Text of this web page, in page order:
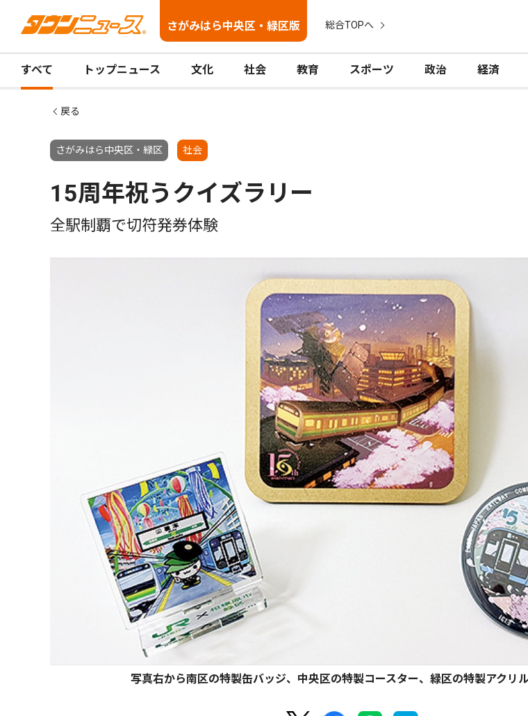
さがみはら中央区・緑区版 総合TOPへ
すべて トップニュース 文化 社会 教育 スポーツ 政治 経済
戻る
さがみはら中央区・緑区 社会
15周年祝うクイズラリー
全駅制覇で切符発券体験
写真右から南区の特製缶バッジ、中央区の特製コースター、緑区の特製アクリ